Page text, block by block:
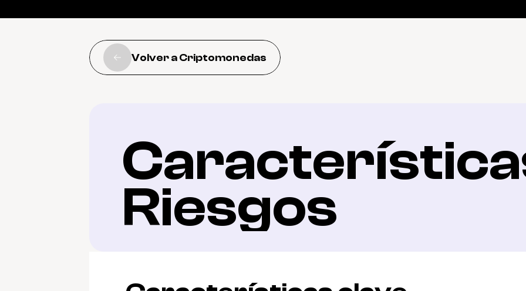
Volver a Criptomonedas
Riesgos